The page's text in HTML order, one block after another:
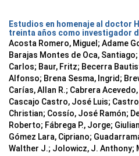
Estudios en homenaje al doctor
treinta años como investigador
Acosta Romero, Miguel; Adame
Barajas Montes de Oca,
Carlos; Baur, Fritz; Becerra
Alfonso; Brena Sesma, Ingrid;
Carías, Allan R.; Cabrera
Cascajo Castro, José Luis;
Christian; Cossío, José Ramón;
Roberto; Fábrega P., Jorge;
Gómez Lara, Cipriano;
Walther J.; Jolowicz, J. Anthony;